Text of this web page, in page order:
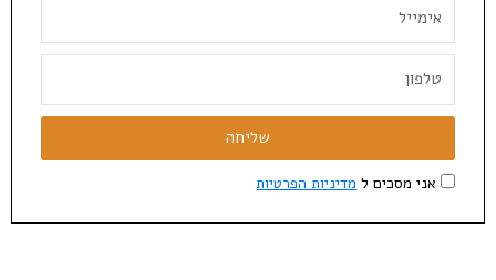
אני מסכים ל מדיניות הפרטיות
שליחה